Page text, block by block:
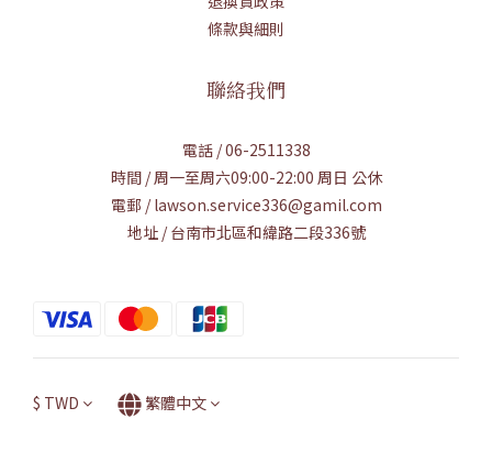
條款與細則
聯絡我們
電話 / 06-2511338
時間 / 周一至周六09:00-22:00 周日 公休
電郵 / lawson.service336@gamil.com
地址 / 台南市北區和緯路二段336號
$ TWD 繁體中文